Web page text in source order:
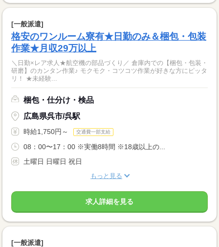
[一般派遣]
格安のワンルーム寮有★日勤のみ＆梱包・包装
作業★月収29万以上
＼日勤×レア求人★航空機の部品づくり／ 倉庫内での【梱包・包装・
研磨】のカンタン作業♪ モクモク・コツコツ作業が好きな方にピッタ
リ！ ★未経験...
梱包・仕分け・検品
広島県呉市/呉駅
時給1,750円～ 交通費一部支給
08：00〜17：00 ※実働8時間 ※18歳以上の...
土曜日 日曜日 祝日
もっと見る
求人詳細を見る
[一般派遣]